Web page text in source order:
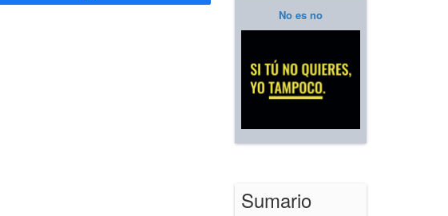
No es no
Sumario